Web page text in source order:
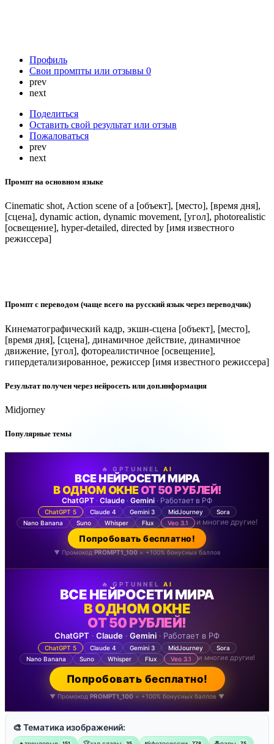
Профиль
Свои промпты или отзывы 0
prev
next
Поделиться
Оставить свой результат или отзыв
Пожаловаться
prev
next
Промпт на основном языке
Cinematic shot, Action scene of a [объект], [место], [время дня],
[сцена], dynamic action, dynamic movement, [угол], photorealistic
[освещение], hyper-detailed, directed by [имя известного
режиссера]
Промпт с переводом (чаще всего на русский язык через переводчик)
Кинематографический кадр, экшн-сцена [объект], [место],
[время дня], [сцена], динамичное действие, динамичное
движение, [угол], фотореалистичное [освещение],
гипердетализированное, режиссер [имя известного режиссера]
Результат получен через нейросеть или доп.информация
Midjorney
Популярные темы
🔥 GPTUNNEL AI
ВСЕ НЕЙРОСЕТИ МИРА
В ОДНОМ ОКНЕОТ 50 РУБЛЕЙ!
ChatGPT · Claude · Gemini · Работает в РФ
ChatGPT 5 Claude 4 Gemini 3 MidJourney
Sora
Nano Banana
Suno Whisper Flux Veo 3.1 и многие другие!
Попробовать бесплатно!
▼ Промокод PROMPT1_100= +100% бонусных баллов
🔥 GPTUNNEL AI
ВСЕ НЕЙРОСЕТИ МИРА
В ОДНОМ ОКНЕ
ОТ 50 РУБЛЕЙ!
ChatGPT · Claude · Gemini · Работает в РФ
ChatGPT 5 Claude 4 Gemini 3 MidJourney
Sora
Nano Banana
Suno Whisper Flux Veo 3.1 и многие другие!
Попробовать бесплатно!
▼ Промокод PROMPT1_100 = +100% бонусных баллов ▼
🎨 Тематика изображений: